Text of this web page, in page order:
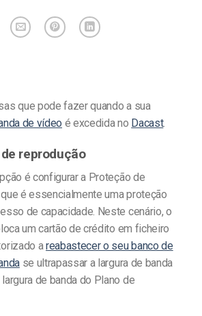
que pode fazer quando a sua
de vídeo é excedida no Dacast.
reprodução
é configurar a Proteção de
é essencialmente uma proteção
de capacidade. Neste cenário, o
um cartão de crédito em ficheiro
areabastecer o seu banco de
se ultrapassar a largura de banda
de banda do Plano de